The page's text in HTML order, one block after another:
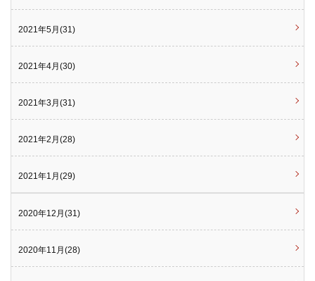
2021年5月(31)
2021年4月(30)
2021年3月(31)
2021年2月(28)
2021年1月(29)
2020年12月(31)
2020年11月(28)